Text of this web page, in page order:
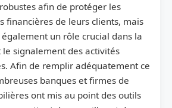
afin de protéger les
financières de leurs clients, mais
un rôle crucial dans la
le signalement des activités
Afin de remplir adéquatement ce
banques et firmes de
ont mis au point des outils